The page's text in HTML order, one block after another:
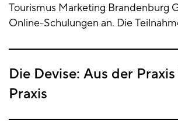
Tourismus Marketing Brandenburg
Online-Schulungen an. Die
Die Devise: Aus der
Praxis